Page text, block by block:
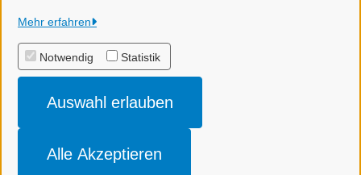
Mehr erfahren
Notwendig Statistik
Auswahl erlauben
Alle Akzeptieren
Samtgemeinde Bevensen-Ebstorf
Alle Rechte vorbehalten
Datenschutzerklärung